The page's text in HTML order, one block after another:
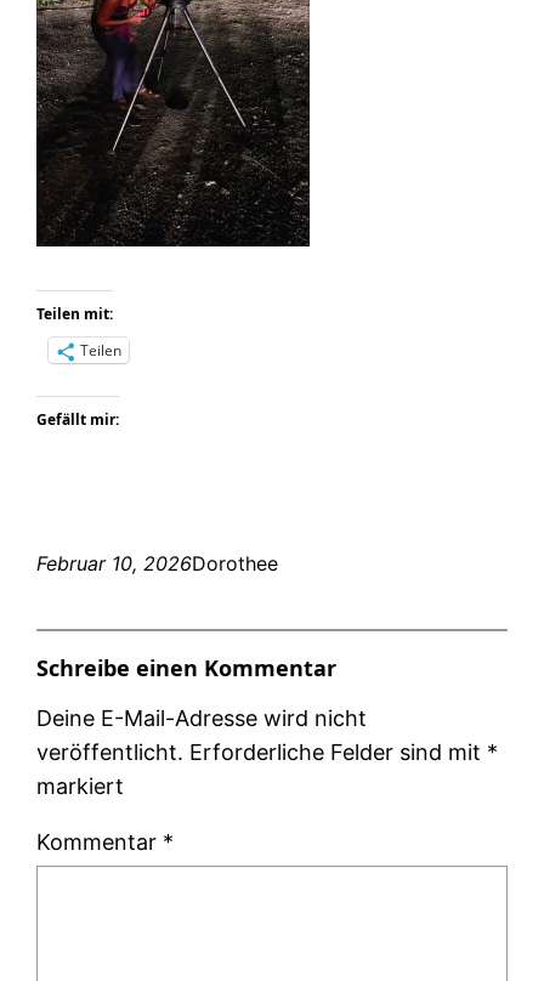
Teilen mit:
Teilen
Gefällt mir:
Februar 10, 2026Dorothee
Schreibe einen Kommentar
Deine E-Mail-Adresse wird nicht
veröffentlicht. Erforderliche Felder sind mit *
markiert
Kommentar *